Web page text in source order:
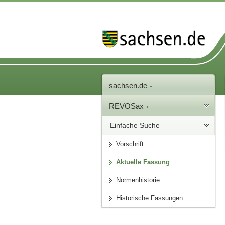
sachsen.de
REVOSax
Einfache Suche
Vorschrift
Aktuelle Fassung
Normenhistorie
Historische Fassungen